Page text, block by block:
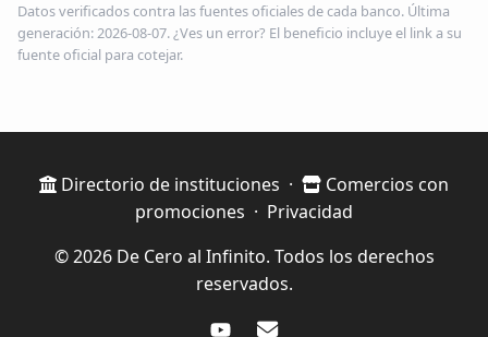
Datos verificados contra las fuentes oficiales de cada banco. Última
generación: 2026-08-07. ¿Ves un error? El beneficio incluye el link a su
fuente oficial para cotejar.
Directorio de instituciones ·
Comercios con
promociones · Privacidad
© 2026 De Cero al Infinito. Todos los derechos
reservados.